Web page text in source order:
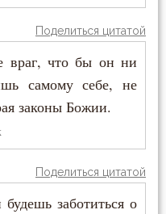
Поделиться цитатой
враг, что бы он ни
самому себе, не
законы Божии.
Поделиться цитатой
заботиться о